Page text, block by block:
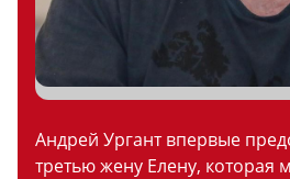
Андрей Ургант впервые
третью жену Елену, которая